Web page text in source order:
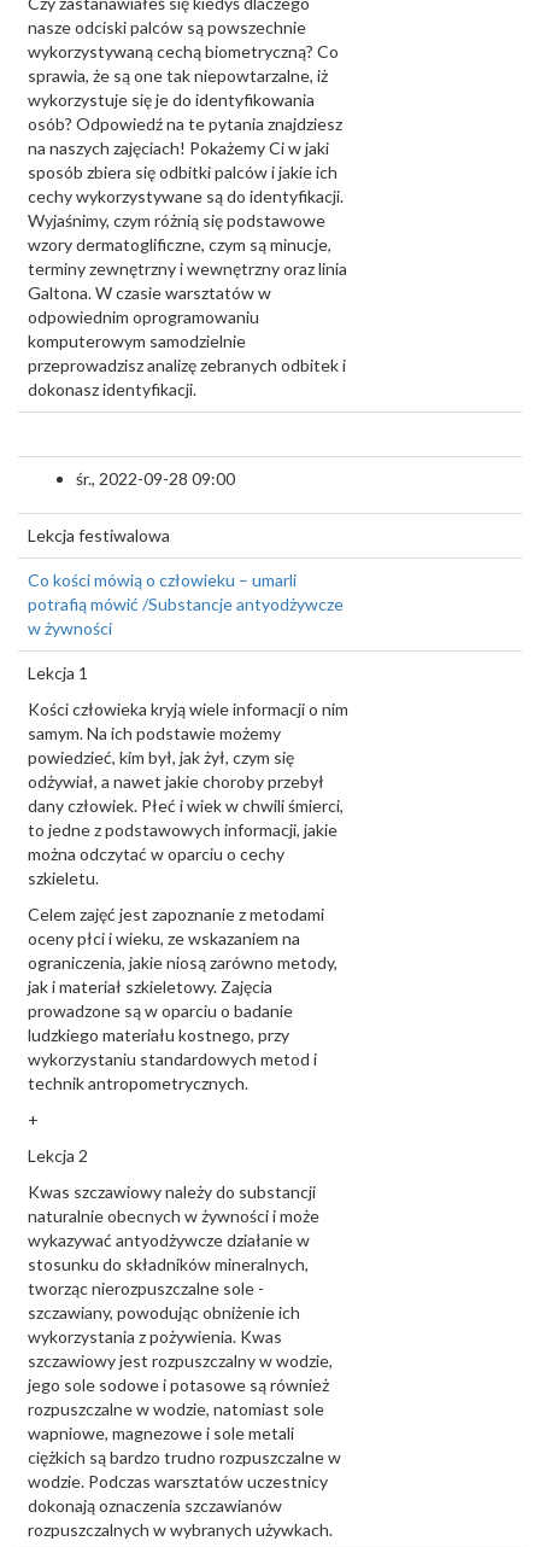
nasze odciski palców są powszechnie
wykorzystywaną cechą biometryczną? Co
sprawia, że są one tak niepowtarzalne, iż
wykorzystuje się je do identyfikowania
osób? Odpowiedź na te pytania znajdziesz
na naszych zajęciach! Pokażemy Ci w jaki
sposób zbiera się odbitki palców i jakie ich
cechy wykorzystywane są do identyfikacji.
Wyjaśnimy, czym różnią się podstawowe
wzory dermatoglificzne, czym są minucje,
terminy zewnętrzny i wewnętrzny oraz linia
Galtona. W czasie warsztatów w
odpowiednim oprogramowaniu
komputerowym samodzielnie
przeprowadzisz analizę zebranych odbitek i
dokonasz identyfikacji.
śr., 2022-09-28 09:00
Lekcja festiwalowa
Co kości mówią o człowieku – umarli
potrafią mówić /Substancje antyodżywcze
w żywności
Lekcja 1
Kości człowieka kryją wiele informacji o nim
samym. Na ich podstawie możemy
powiedzieć, kim był, jak żył, czym się
odżywiał, a nawet jakie choroby przebył
dany człowiek. Płeć i wiek w chwili śmierci,
to jedne z podstawowych informacji, jakie
można odczytać w oparciu o cechy
szkieletu.
Celem zajęć jest zapoznanie z metodami
oceny płci i wieku, ze wskazaniem na
ograniczenia, jakie niosą zarówno metody,
jak i materiał szkieletowy. Zajęcia
prowadzone są w oparciu o badanie
ludzkiego materiału kostnego, przy
wykorzystaniu standardowych metod i
technik antropometrycznych.
+
Lekcja 2
Kwas szczawiowy należy do substancji
naturalnie obecnych w żywności i może
wykazywać antyodżywcze działanie w
stosunku do składników mineralnych,
tworząc nierozpuszczalne sole -
szczawiany, powodując obniżenie ich
wykorzystania z pożywienia. Kwas
szczawiowy jest rozpuszczalny w wodzie,
jego sole sodowe i potasowe są również
rozpuszczalne w wodzie, natomiast sole
wapniowe, magnezowe i sole metali
ciężkich są bardzo trudno rozpuszczalne w
wodzie. Podczas warsztatów uczestnicy
dokonają oznaczenia szczawianów
rozpuszczalnych w wybranych używkach.